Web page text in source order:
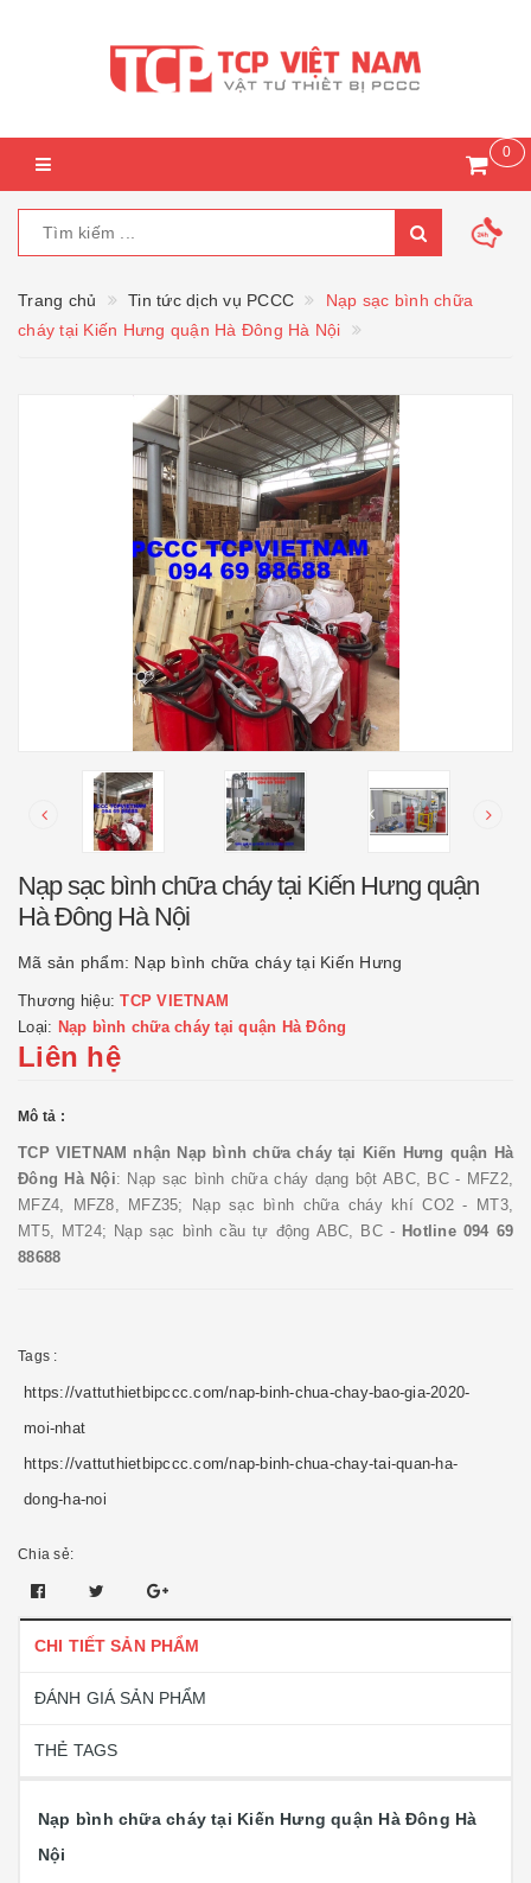
0
Trang chủ Tin tức dịch vụ PCCC
Nạp sạc bình chữa
cháy tại Kiến Hưng quận Hà Đông Hà Nội
Nạp sạc bình chữa cháy tại Kiến Hưng quận
Hà Đông Hà Nội
Mã sản phẩm: Nạp bình chữa cháy tại Kiến Hưng
Thương hiệu:TCP VIETNAM
Loại: Nạp bình chữa cháy tại quận Hà Đông
Liên hệ
Mô tả :
TCP VIETNAM nhận Nạp bình chữa cháy tại Kiến Hưng quận Hà
Đông Hà Nội: Nạp sạc bình chữa cháy dạng bột ABC, BC - MFZ2,
MFZ4, MFZ8, MFZ35; Nạp sạc bình chữa cháy khí CO2 - MT3,
MT5, MT24; Nạp sạc bình cầu tự động ABC, BC - Hotline 094 69
88688
Tags :
https://vattuthietbipccc.com/nap-binh-chua-chay-bao-gia-2020-
moi-nhat
https://vattuthietbipccc.com/nap-binh-chua-chay-tai-quan-ha-
dong-ha-noi
Chia sẻ:
CHI TIẾT SẢN PHẨM
ĐÁNH GIÁ SẢN PHẨM
THẺ TAGS
Nạp bình chữa cháy tại Kiến Hưng quận Hà Đông Hà
Nội